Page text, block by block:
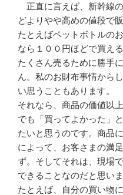
正直に言えば、新幹線
どよりやや高めの値段で
たとえばペットボトルの
なら１００円ほどで買え
たくさん売るために勝手
ん。私のお財布事情から
い思うこともあります。
それなら、商品の価値以
でも「買ってよかった」
たいと思うのです。商品
によって、お客さまの満
ず。そしてそれは、現場
できることなのだと思いま
たとえば、自分の買い物